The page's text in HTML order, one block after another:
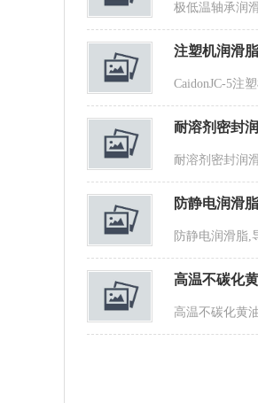
极低温轴承润
注塑机润滑脂
CaidonJC-5注
耐溶剂密封
耐溶剂密封润
防静电润滑
防静电润滑脂,
高温不碳化
高温不碳化黄